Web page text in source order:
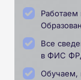
Работаем
Все
в ФИС
Обучаем,